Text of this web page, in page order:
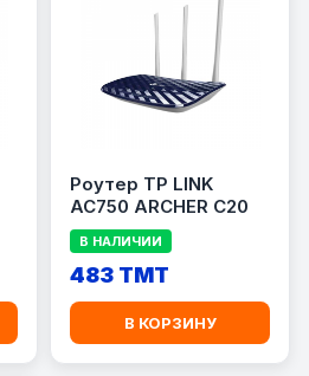
Роутер TP LINK
AC750 ARCHER C20
В НАЛИЧИИ
483 TMT
В КОРЗИНУ